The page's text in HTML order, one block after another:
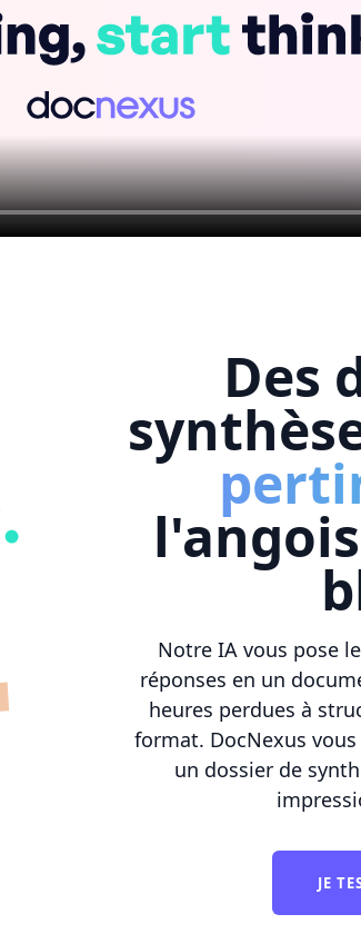
Des
Notre IA vous pose
réponses en un
heures perdues à
format. DocNexus vous
un dossier de
JE